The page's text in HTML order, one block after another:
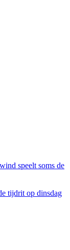
speelt soms de
tijdrit op dinsdag